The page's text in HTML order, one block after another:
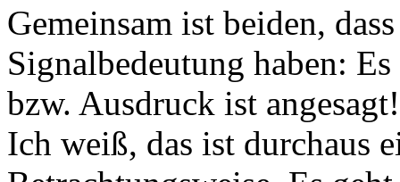
Gemeinsam ist beiden,
Signalbedeutung haben:
bzw. Ausdruck ist angesagt!
Ich weiß, das ist durchaus